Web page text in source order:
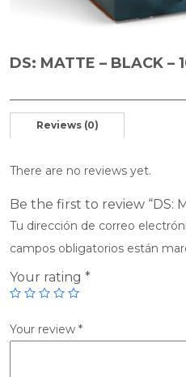
DS: MATTE – BLACK –
Reviews (0)
There are no reviews yet.
Be the first to review “DS:
Tu dirección de correo
campos obligatorios están
Your rating *
Your review *